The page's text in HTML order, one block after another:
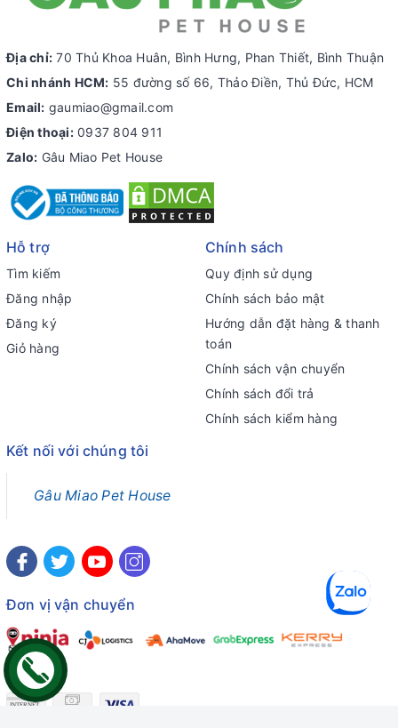
Địa chỉ: 70 Thủ Khoa Huân, Bình Hưng, Phan Thiết, Bình Thuận
Chi nhánh HCM: 55 đường số 66, Thảo Điền, Thủ Đức, HCM
Email: gaumiao@gmail.com
Điện thoại: 0937 804 911
Zalo: Gâu Miao Pet House
Hỗ trợ
Tìm kiếm
Đăng nhập
Đăng ký
Giỏ hàng
Chính sách
Quy định sử dụng
Chính sách bảo mật
Hướng dẫn đặt hàng & thanh
toán
Chính sách vận chuyển
Chính sách đổi trả
Chính sách kiểm hàng
Kết nối với chúng tôi
Gâu Miao Pet House
Đơn vị vận chuyển